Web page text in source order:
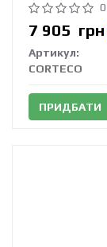
0
7 905 грн
Артикул:
CORTECO
ПРИДБАТИ